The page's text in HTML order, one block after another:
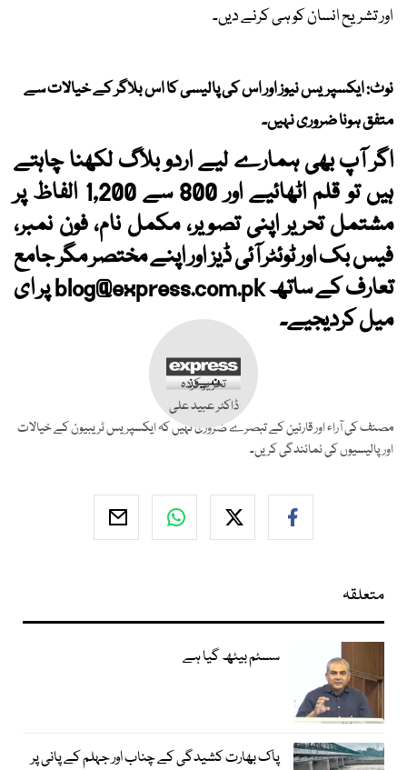
اور تشریح انسان کو ہی کرنے دیں۔
نوٹ: ایکسپریس نیوز اور اس کی پالیسی کا اس بلاگر کے خیالات سے
متفق ہونا ضروری نہیں۔
اگر آپ بھی ہمارے لیے اردو بلاگ لکھنا چاہتے
ہیں تو قلم اٹھائیے اور 800 سے 1,200 الفاظ پر
مشتمل تحریر اپنی تصویر، مکمل نام، فون نمبر،
فیس بک اور ٹوئٹر آئی ڈیز اور اپنے مختصر مگر جامع
تعارف کے ساتھblog@express.com.pkپر ای
میل کردیجیے۔
تحریر کردہ
ڈاکٹر عبید علی
مصنف کی آراء اور قارئین کے تبصرے ضروری نہیں کہ ایکسپریس ٹریبیون کے خیالات
اور پالیسیوں کی نمائندگی کریں۔
متعلقہ
سسٹم بیٹھ گیا ہے
پاک بھارت کشیدگی کے چناب اور جہلم کے پانی پر